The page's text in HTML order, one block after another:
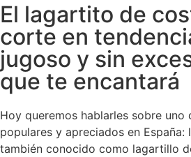
El lagartito de
corte en
jugoso y sin
que te encantará
Hoy queremos hablarles sobre uno
populares y apreciados en
también conocido como lagartillo